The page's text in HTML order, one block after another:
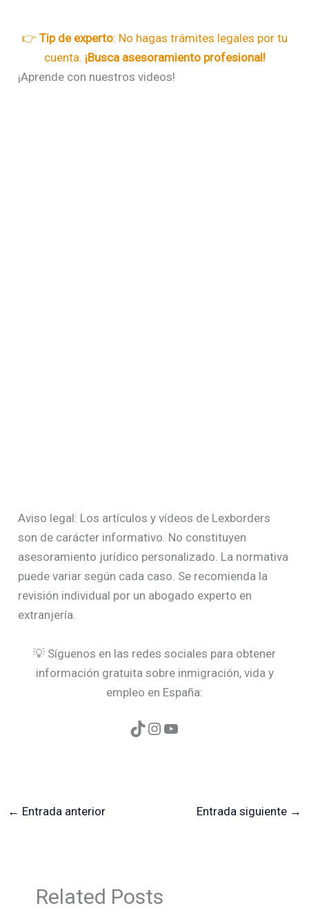
👉 Tip de experto: No hagas trámites legales por tu
cuenta. ¡Busca asesoramiento profesional!
¡Aprende con nuestros videos!
Aviso legal: Los artículos y vídeos de Lexborders
son de carácter informativo. No constituyen
asesoramiento jurídico personalizado. La normativa
puede variar según cada caso. Se recomienda la
revisión individual por un abogado experto en
extranjería.
💡 Síguenos en las redes sociales para obtener
información gratuita sobre inmigración, vida y
empleo en España:
← Entrada anterior Entrada siguiente →
Related Posts